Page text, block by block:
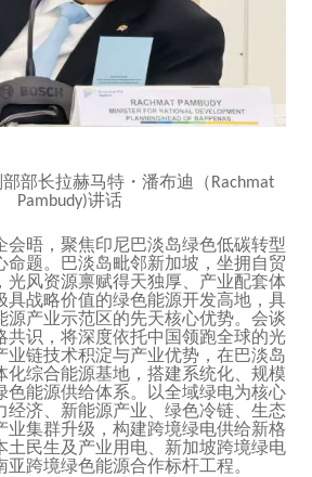
部长拉赫马特・潘布迪（ Rachmat
Pambudy)讲话
会晤，聚焦印尼巴淡岛绿色低碳转型
命题。巴淡岛毗邻新加坡，坐拥自贸
光风资源禀赋得天独厚、产业配套体
具战略价值的绿色能源开发高地，具
源产业示范区的先天核心优势。会谈
共识，将深度依托中国领跑全球的光
业链技术积淀与产业优势，在巴淡岛
化综合能源基地，搭建系统化、规模
色能源供给体系。以全域绿电为核心
经济、新能源产业、绿色冷链、生态
业集群升级，构建跨境绿电供给新格
土民生及产业用电、新加坡跨境绿电
跨境绿色能源合作标杆工程。